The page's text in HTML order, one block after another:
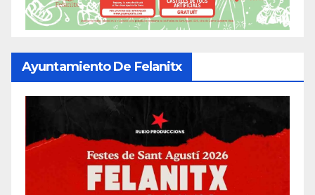
Ayuntamiento De Felanitx